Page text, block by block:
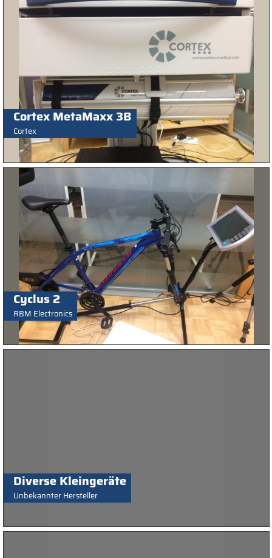
Cortex MetaMaxx 3B
Cortex
Cyclus 2
RBM Electronics
Diverse Kleingeräte
Unbekannter Hersteller